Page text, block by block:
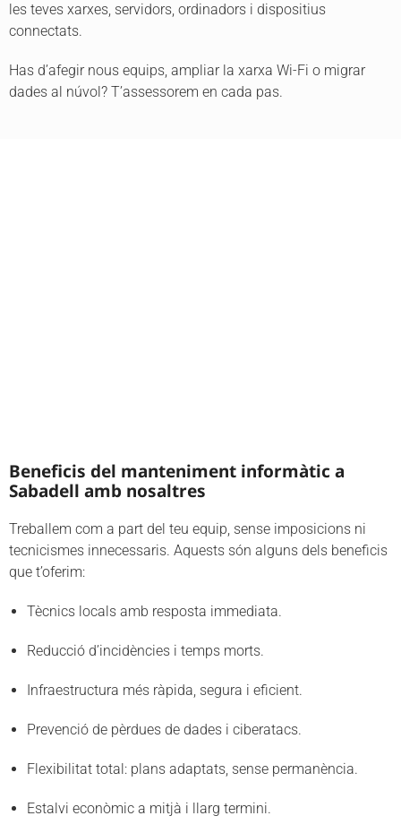
les teves xarxes, servidors, ordinadors i dispositius
connectats.
Has d’afegir nous equips, ampliar la xarxa Wi-Fi o migrar
dades al núvol? T’assessorem en cada pas.
Beneficis del manteniment informàtic a
Sabadell amb nosaltres
Treballem com a part del teu equip, sense imposicions ni
tecnicismes innecessaris. Aquests són alguns dels beneficis
que t’oferim:
Tècnics locals amb resposta immediata.
Reducció d’incidències i temps morts.
Infraestructura més ràpida, segura i eficient.
Prevenció de pèrdues de dades i ciberatacs.
Flexibilitat total: plans adaptats, sense permanència.
Estalvi econòmic a mitjà i llarg termini.